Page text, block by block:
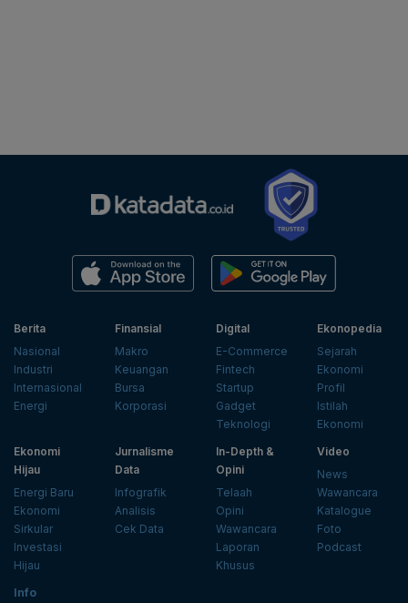
Berita
Nasional
Industri
Internasional
Energi
Finansial
Makro
Keuangan
Bursa
Korporasi
Digital
E-Commerce
Fintech
Startup
Gadget
Teknologi
Ekonopedia
Sejarah
Ekonomi
Profil
Istilah
Ekonomi
Ekonomi
Hijau
Energi Baru
Ekonomi
Sirkular
Investasi
Hijau
Jurnalisme
Data
Infografik
Analisis
Cek Data
In-Depth &
Opini
Telaah
Opini
Wawancara
Laporan
Khusus
Video
News
Wawancara
Katalogue
Foto
Podcast
Info